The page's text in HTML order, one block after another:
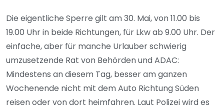
Die eigentliche Sperre gilt am 30. Mai, von 11.00 bis
19.00 Uhr in beide Richtungen, für Lkw ab 9.00 Uhr. Der
einfache, aber für manche Urlauber schwierig
umzusetzende Rat von Behörden und ADAC:
Mindestens an diesem Tag, besser am ganzen
Wochenende nicht mit dem Auto Richtung Süden
reisen oder von dort heimfahren. Laut Polizei wird es